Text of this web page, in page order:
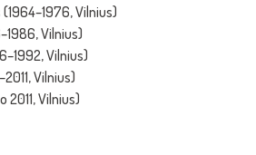
Vilnius)
Vilnius)
Vilnius)
Vilnius)
2011, Vilnius)